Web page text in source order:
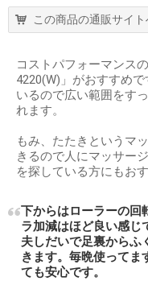
この商品の通販サイト
コストパフォーマンス
4220(W)」がおすすめ
いるので広い範囲をす
れます。
もみ、たたきというマ
きるので人にマッサー
を探している方にもおす
下からはローラーの回
ラ加減はほど良い感じ
夫しだいで足裏からふ
きます。毎晩使って
ても安心です。